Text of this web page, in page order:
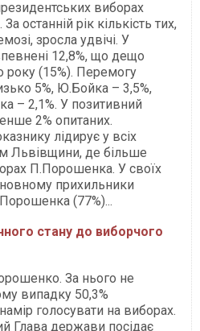
виборах
рік кількість тих,
зросла удвічі. У
12,8%, що дещо
(15%). Перемогу
5%, Ю.Бойка – 3,5%,
– 2,1%. У позитивний
2% опитаних.
лідирує у всіх
Львівщини, де більше
П.Порошенка. У своїх
прихильники
(77%)...
стану до виборчого
За нього не
випадку 50,3%
голосувати на виборах.
Глава держави посідає